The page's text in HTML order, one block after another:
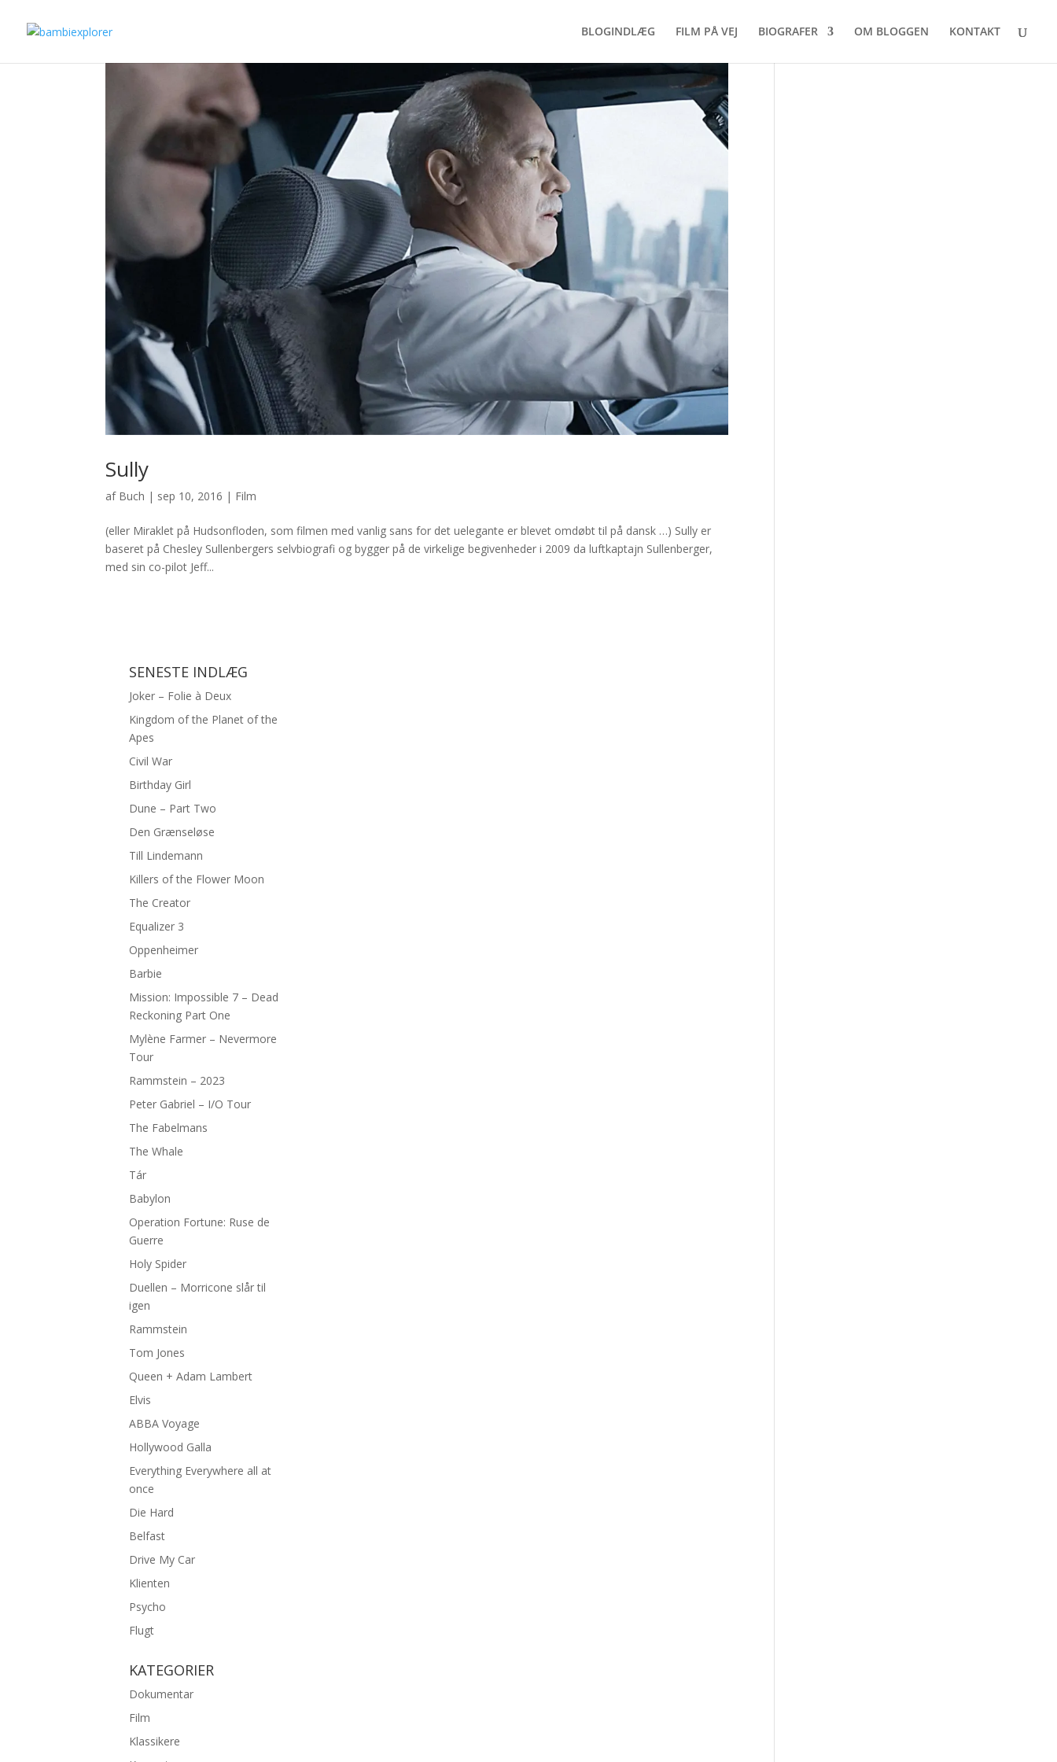
BLOGINDLÆG FILM PÅ VEJ BIOGRAFER OM BLOGGEN KONTAKT
Sully
af Buch | sep 10, 2016 | Film
(eller Miraklet på Hudsonfloden, som filmen med vanlig sans for det uelegante er blevet omdøbt til på dansk …) Sully er
baseret på Chesley Sullenbergers selvbiografi og bygger på de virkelige begivenheder i 2009 da luftkaptajn Sullenberger,
med sin co-pilot Jeff...
SENESTE INDLÆG
Joker – Folie à Deux
Kingdom of the Planet of the
Apes
Civil War
Birthday Girl
Dune – Part Two
Den Grænseløse
Till Lindemann
Killers of the Flower Moon
The Creator
Equalizer 3
Oppenheimer
Barbie
Mission: Impossible 7 – Dead
Reckoning Part One
Mylène Farmer – Nevermore
Tour
Rammstein – 2023
Peter Gabriel – I/O Tour
The Fabelmans
The Whale
Tár
Babylon
Operation Fortune: Ruse de
Guerre
Holy Spider
Duellen – Morricone slår til
igen
Rammstein
Tom Jones
Queen + Adam Lambert
Elvis
ABBA Voyage
Hollywood Galla
Everything Everywhere all at
once
Die Hard
Belfast
Drive My Car
Klienten
Psycho
Flugt
KATEGORIER
Dokumentar
Film
Klassikere